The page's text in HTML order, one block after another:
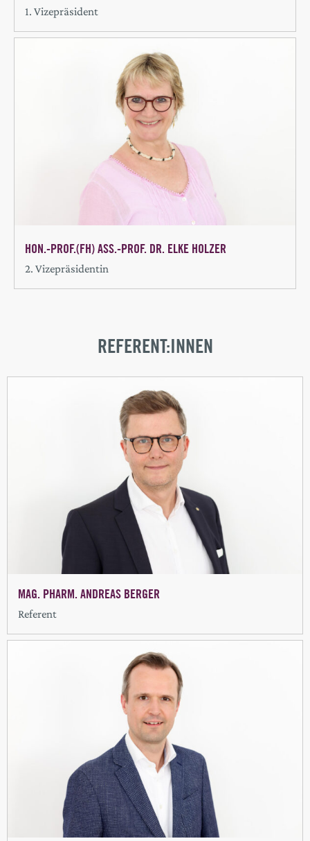
1. Vizepräsident
HON.-PROF.(FH) ASS.-PROF. DR. ELKE HOLZER
2. Vizepräsidentin
REFERENT:INNEN
MAG. PHARM. ANDREAS BERGER
Referent